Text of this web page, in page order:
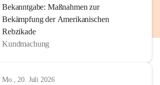
Bekanntgabe: Maßnahmen zur
Bekämpfung der Amerikanischen
Rebzikade
Kundmachung
Mo., 20. Juli 2026